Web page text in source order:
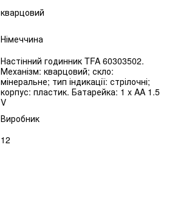
кварцовий
Німеччина
Настінний годинник TFA 60303502.
Механізм: кварцовий; скло:
мінеральне; тип індикації: стрілочні;
корпус: пластик. Батарейка: 1 x AA 1.5
V
Виробник
12